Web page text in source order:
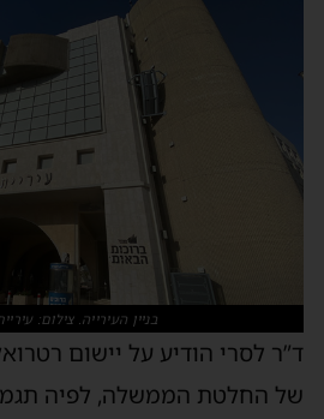
בניין העירייה. צילום:
של החלטת הממשלה, לפיה